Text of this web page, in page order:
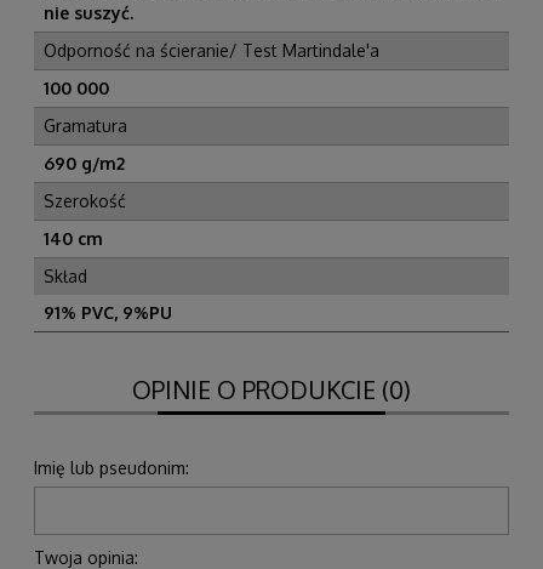
nie suszyć.
Odporność na ścieranie/ Test Martindale'a
100 000
Gramatura
690 g/m2
Szerokość
140 cm
Skład
91% PVC, 9%PU
OPINIE O PRODUKCIE (0)
Imię lub pseudonim:
Twoja opinia: